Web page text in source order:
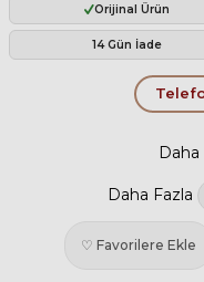
Orijinal Ürün
14 Gün İade
Daha
Daha Fazla
♡ Favorilere Ekle